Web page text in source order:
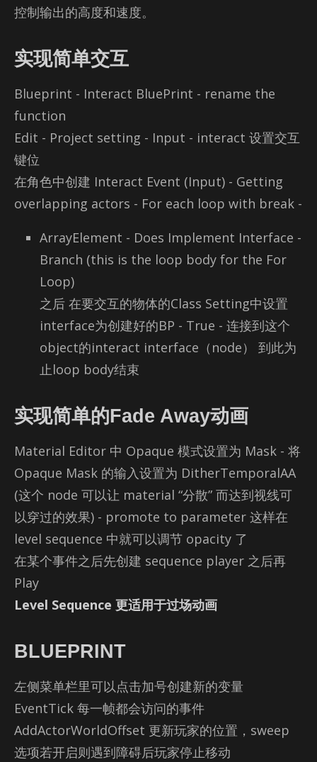
控制输出的高度和速度。
实现简单交互
Blue­print - In­ter­act Blue­Print - re­name the
func­tion
Edit - Pro­ject set­ting - In­put - in­ter­act 设置交互
键位
在角色中创建 In­ter­act Event (In­put) - Get­ting
over­lap­ping ac­tors - For each loop with break -
ArrayElement - Does Implement Interface -
Branch (this is the loop body for the For
Loop)
之后 在要交互的物体的Class Setting中设置
interface为创建好的BP - True - 连接到这个
object的interact interface（node） 到此为
止loop body结束
实现简单的Fade Away动画
Ma­te­r­ial Ed­i­tor 中 Opaque 模式设置为 Mask - 将
Opaque Mask 的输入设置为 DitherTem­po­ralAA
(这个 node 可以让 ma­te­r­ial “分散” 而达到视线可
以穿过的效果) - pro­mote to pa­ra­me­ter 这样在
level se­quence 中就可以调节 opac­ity 了
在某个事件之后先创建 se­quence player 之后再
Play
Level Sequence 更适用于过场动画
BLUEPRINT
左侧菜单栏里可以点击加号创建新的变量
EventTick 每一帧都会访问的事件
Ad­dAc­tor­World­Off­set 更新玩家的位置，sweep
选项若开启则遇到障碍后玩家停止移动